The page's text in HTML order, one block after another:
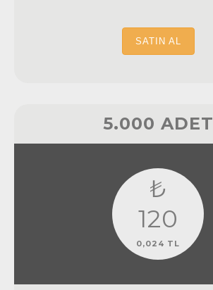
SATIN AL
5.000 ADET
₺
120
0,024 TL